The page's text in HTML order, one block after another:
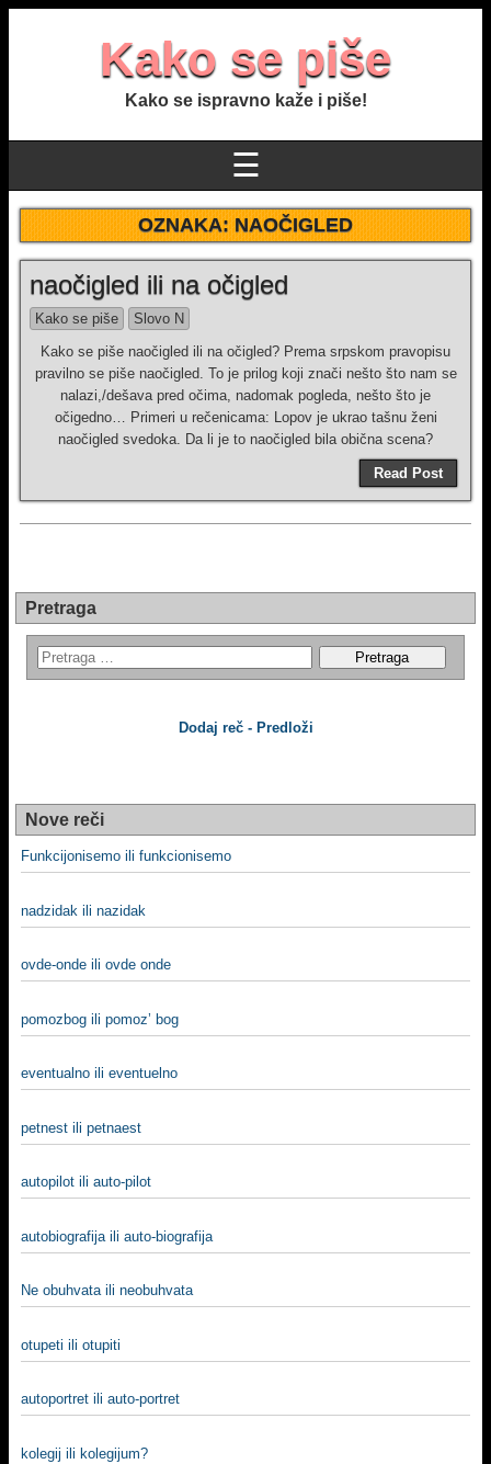
Kako se piše
Kako se ispravno kaže i piše!
☰
OZNAKA:NAOČIGLED
naočigled ili na očigled
Kako se piše
Slovo N
Kako se piše naočigled ili na očigled? Prema srpskom pravopisu
pravilno se piše naočigled. To je prilog koji znači nešto što nam se
nalazi,/dešava pred očima, nadomak pogleda, nešto što je
očigedno… Primeri u rečenicama: Lopov je ukrao tašnu ženi
naočigled svedoka. Da li je to naočigled bila obična scena?
Read Post
Pretraga
Dodaj reč - Predloži
Nove reči
Funkcijonisemo ili funkcionisemo
nadzidak ili nazidak
ovde-onde ili ovde onde
pomozbog ili pomoz’ bog
eventualno ili eventuelno
petnest ili petnaest
autopilot ili auto-pilot
autobiografija ili auto-biografija
Ne obuhvata ili neobuhvata
otupeti ili otupiti
autoportret ili auto-portret
kolegij ili kolegijum?